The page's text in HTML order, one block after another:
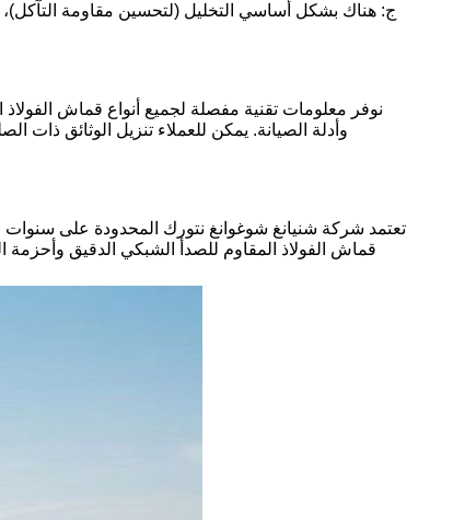
ج: هناك بشكل أساسي التخليل (لتحسين مقاومة التآكل)،
نوفر معلومات تقنية مفصلة لجميع أنواع قماش الفولاذ
وأدلة الصيانة. يمكن للعملاء تنزيل الوثائق
تعتمد شركة شنيانغ شوغوانغ نتورك المحدودة على سنوات
قماش الفولاذ المقاوم للصدأ الشبكي الدقيق